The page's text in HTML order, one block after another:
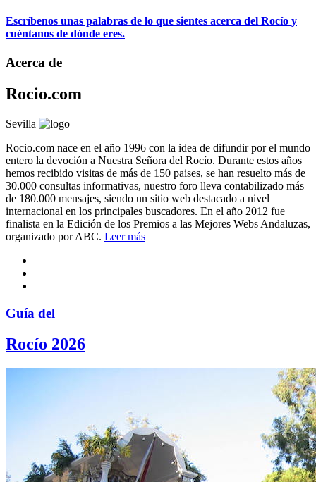
Escríbenos unas palabras de lo que sientes acerca del Rocío y
cuéntanos de dónde eres.
Acerca de
Rocio.com
Sevilla
Rocio.com nace en el año 1996 con la idea de difundir por el mundo
entero la devoción a Nuestra Señora del Rocío. Durante estos años
hemos recibido visitas de más de 150 paises, se han resuelto más de
30.000 consultas informativas, nuestro foro lleva contabilizado más
de 180.000 mensajes, siendo un sitio web destacado a nivel
internacional en los principales buscadores. En el año 2012 fue
finalista en la Edición de los Premios a las Mejores Webs Andaluzas,
organizado por ABC. Leer más
Guía del
Rocío 2026